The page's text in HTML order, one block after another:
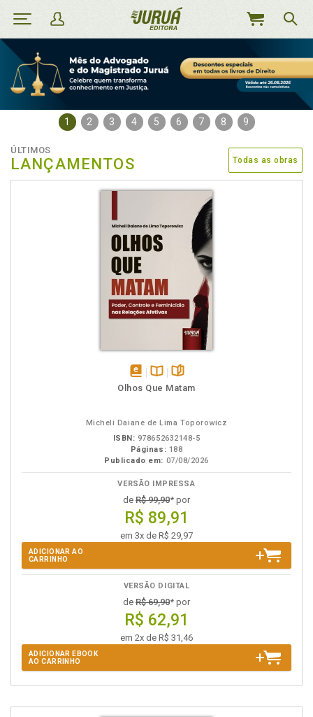
MEU
1 2 3 4 5 6 7 8 9
ÚLTIMOS
LANÇAMENTOS Todas as obras
disponívelDisponível
páginas
Olhos Que Matam
Micheli Daiane de Lima Toporowicz
ISBN: 978652632148-5
Páginas: 188
Publicado em: 07/08/2026
VERSÃO IMPRESSA
de R$ 99,90* por
R$ 89,91
em 3x de R$ 29,97
ADICIONAR AO
CARRINHO
VERSÃO DIGITAL
de R$ 69,90* por
R$ 62,91
em 2x de R$ 31,46
ADICIONAR EBOOK
AO CARRINHO